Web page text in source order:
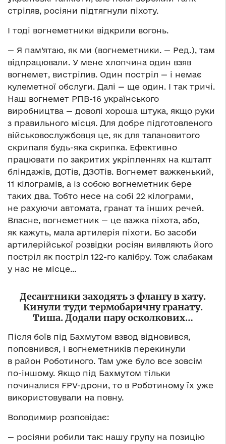
стріляв, росіяни підтягнули піхоту.
І тоді вогнеметники відкрили вогонь.
— Я пам’ятаю, як ми (вогнеметники. — Ред.), там
відпрацювали. У мене хлопчина один взяв
вогнемет, вистрілив. Один постріл — і немає
кулеметної обслуги. Далі — ще один. І так тричі.
Наш вогнемет РПВ-16 українського
виробництва — доволі хороша штука, якщо руки
з правильного місця. Для добре підготовленого
військовослужбовця це, як для талановитого
скрипаля будь-яка скрипка. Ефективно
працювати по закритих укріпленнях на кшталт
бліндажів, ДОТів, ДЗОТів. Вогнемет важкенький,
11 кілограмів, а із собою вогнеметник бере
таких два. Тобто несе на собі 22 кілограми,
не рахуючи автомата, гранат та інших речей.
Власне, вогнеметник — це важка піхота, або,
як кажуть, мала артилерія піхоти. Бо засоби
артилерійської розвідки росіян виявляють його
постріл як постріл 122-го калібру. Тож слабакам
у нас не місце…
Десантники заходять з флангу в хату.
Кинули туди термобаричну гранату.
Тиша. Додали пару осколкових…
Після боїв під Бахмутом взвод відновився,
поповнився, і вогнеметників перекинули
в район Роботиного. Там уже було все зовсім
по-іншому. Якщо під Бахмутом тільки
починалися FPV-дрони, то в Роботиному їх уже
використовували на повну.
Володимир розповідає:
— росіяни робили так: нашу групу на позицію